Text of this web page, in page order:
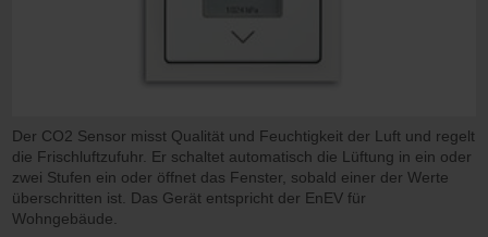
Der CO2 Sensor misst Qualität und Feuchtigkeit der Luft und regelt
die Frischluftzufuhr. Er schaltet automatisch die Lüftung in ein oder
zwei Stufen ein oder öffnet das Fenster, sobald einer der Werte
überschritten ist. Das Gerät entspricht der EnEV für
Wohngebäude.